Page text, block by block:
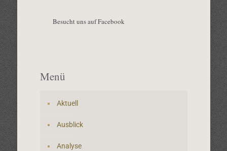
Besucht uns auf Facebook
Menü
Aktuell
Ausblick
Analyse